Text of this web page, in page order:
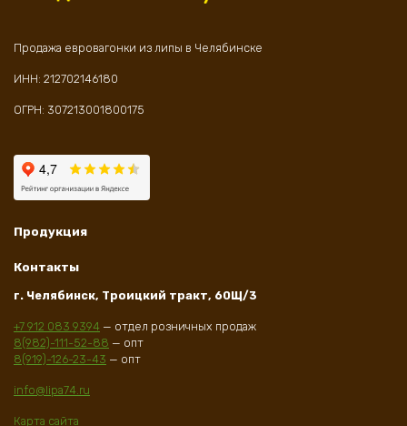
Продажа евровагонки из липы в Челябинске
ИНН: 212702146180
ОГРН: 307213001800175
Продукция
Контакты
г. Челябинск, Троицкий тракт, 60Щ/3
+7 912 083 9394 — отдел розничных продаж
8(982)-111-52-88 — опт
8(919)-126-23-43 — опт
info@lipa74.ru
Карта сайта